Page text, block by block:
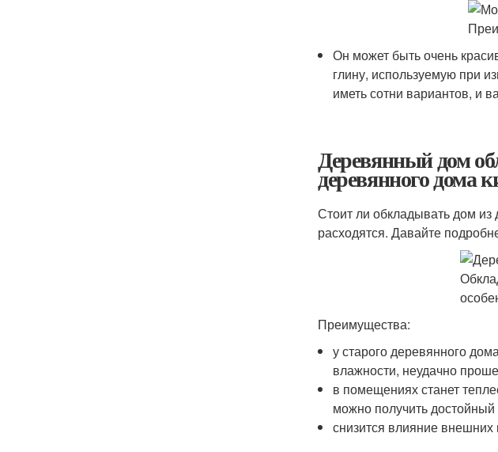
Он может быть очень
глину, используемую при
иметь сотни вариантов, и
Деревянный дом
деревянного дома
Стоит ли обкладывать дом из
расходятся. Давайте
Преимущества:
у старого деревянного
влажности, неудачно
в помещениях станет
можно получить
снизится влияние